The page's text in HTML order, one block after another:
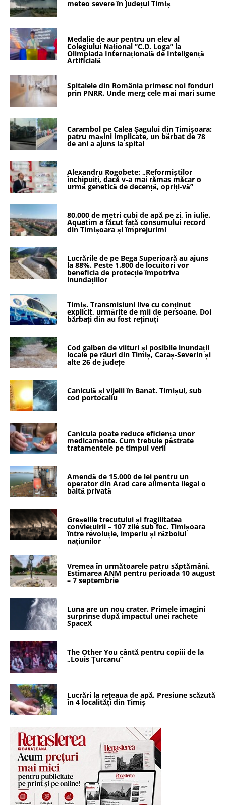
meteo severe în județul Timiș
Medalie de aur pentru un elev al
Colegiului Național ”C.D. Loga” la
Olimpiada Internațională de Inteligență
Artificială
Spitalele din România primesc noi fonduri
prin PNRR. Unde merg cele mai mari sume
Carambol pe Calea Șagului din Timișoara:
patru mașini implicate, un bărbat de 78
de ani a ajuns la spital
Alexandru Rogobete: „Reformiștilor
închipuiți, dacă v-a mai rămas măcar o
urmă genetică de decență, opriți-vă”
80.000 de metri cubi de apă pe zi, în iulie.
Aquatim a făcut față consumului record
din Timișoara și împrejurimi
Lucrările de pe Bega Superioară au ajuns
la 88%. Peste 1.800 de locuitori vor
beneficia de protecție împotriva
inundațiilor
Timiș. Transmisiuni live cu conținut
explicit, urmărite de mii de persoane. Doi
bărbați din au fost reținuți
Cod galben de viituri și posibile inundații
locale pe râuri din Timiș, Caraș-Severin și
alte 26 de județe
Caniculă și vijelii în Banat. Timișul, sub
cod portocaliu
Canicula poate reduce eficiența unor
medicamente. Cum trebuie păstrate
tratamentele pe timpul verii
Amendă de 15.000 de lei pentru un
operator din Arad care alimenta ilegal o
baltă privată
Greșelile trecutului și fragilitatea
conviețuirii – 107 zile sub foc. Timișoara
între revoluție, imperiu și războiul
națiunilor
Vremea în următoarele patru săptămâni.
Estimarea ANM pentru perioada 10 august
– 7 septembrie
Luna are un nou crater. Primele imagini
surprinse după impactul unei rachete
SpaceX
The Other You cântă pentru copiii de la
„Louis Țurcanu”
Lucrări la rețeaua de apă. Presiune scăzută
în 4 localități din Timiș